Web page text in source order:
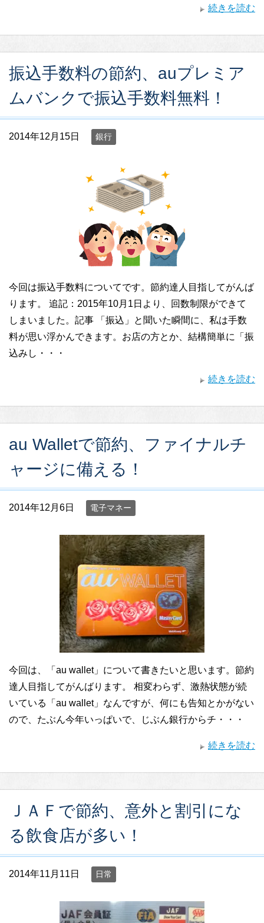
続きを読む
振込手数料の節約、auプレミア
ムバンクで振込手数料無料！
2014年12月15日 銀行
今回は振込手数料についてです。節約達人目指してがんば
ります。 追記：2015年10月1日より、回数制限ができて
しまいました。記事 「振込」と聞いた瞬間に、私は手数
料が思い浮かんできます。お店の方とか、結構簡単に「振
込みし・・・
続きを読む
au Walletで節約、ファイナルチ
ャージに備える！
2014年12月6日 電子マネー
今回は、「au wallet」について書きたいと思います。節約
達人目指してがんばります。 相変わらず、激熱状態が続
いている「au wallet」なんですが、何にも告知とかがない
ので、たぶん今年いっぱいで、じぶん銀行からチ・・・
続きを読む
ＪＡＦで節約、意外と割引にな
る飲食店が多い！
2014年11月11日 日常